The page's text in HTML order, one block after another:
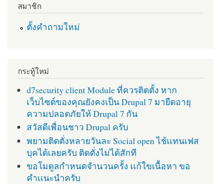
สมาชิก
ตั้งคำถามใหม่
กระทู้ใหม่
d7security client Module ที่ควรติดตั้ง หาก
เว็บไซต์ของคุณยังคงเป็น Drupal 7 มายืดอายุ
ความปลอดภัยให้ Drupal 7 กัน
สวัสดีเพื่อนชาว Drupal ครับ
พยามติดตั่งหลายวันละ Social open ไช้เเทนเฟส
บุคได้เลยครับ ติดตั่งไม่ได้สักที
ขอโมดูลกำหนดจำนวนครั้ง เเก้ใขเนื้อหา ขอ
คำเเนะนำครับ